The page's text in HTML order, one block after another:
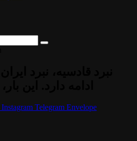
Instagram Telegram Envelope